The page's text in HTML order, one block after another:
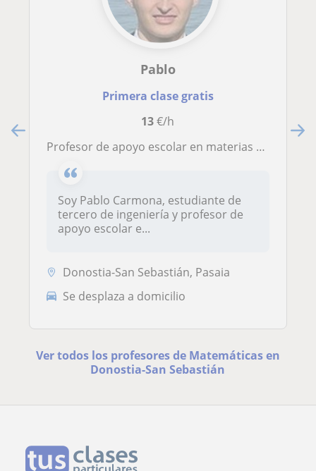
Pablo
Primera clase gratis
13€/h
Profesor de apoyo escolar en materias como física o matemáticas
Soy Pablo Carmona, estudiante de
tercero de ingeniería y profesor de
apoyo escolar e...
Donostia-San Sebastián, Pasaia
Se desplaza a domicilio
Ver todos los profesores de Matemáticas en
Donostia-San Sebastián